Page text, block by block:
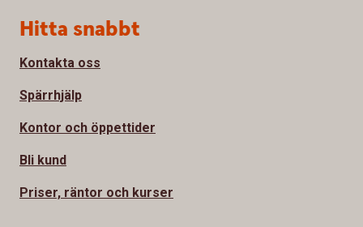
Sidfot
Hitta snabbt
Kontakta oss
Spärrhjälp
Kontor och öppettider
Bli kund
Priser, räntor och kurser